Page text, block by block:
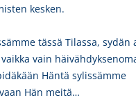
kesken.
tässä Tilassa, sydän
vain
Häntä sylissämme
Hän meitä…